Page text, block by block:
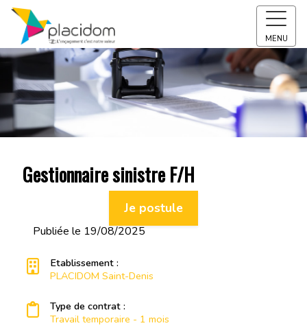
MENU
Gestionnaire sinistre F/H
Je postule
Publiée le 19/08/2025
Etablissement :
PLACIDOM Saint-Denis
Type de contrat :
Travail temporaire - 1 mois